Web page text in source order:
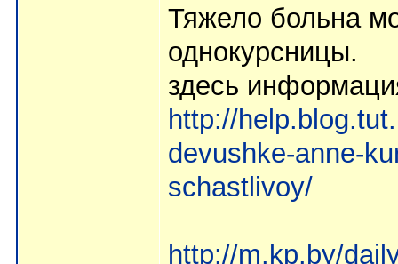
Тяжело больна
однокурсницы.
здесь
http://
devushke-anne-
schastlivoy/
http://m.kp.by/